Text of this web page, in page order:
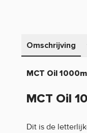
Omschrijving
MCT Oil
MCT Oil
Dit is de